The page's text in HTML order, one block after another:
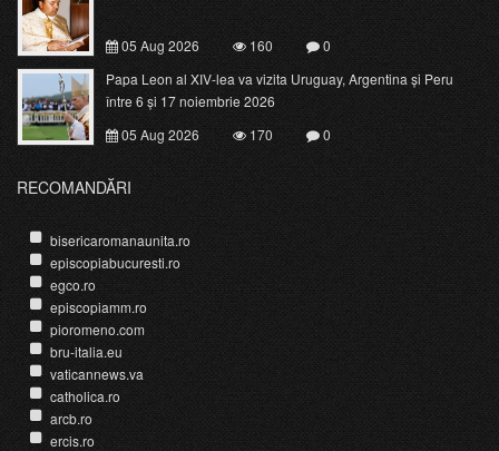
05 Aug 2026 160
0
Papa Leon al XIV-lea va vizita Uruguay, Argentina și Peru
între 6 și 17 noiembrie 2026
05 Aug 2026
170 0
RECOMANDĂRI
bisericaromanaunita.ro
episcopiabucuresti.ro
egco.ro
episcopiamm.ro
pioromeno.com
bru-italia.eu
vaticannews.va
catholica.ro
arcb.ro
ercis.ro